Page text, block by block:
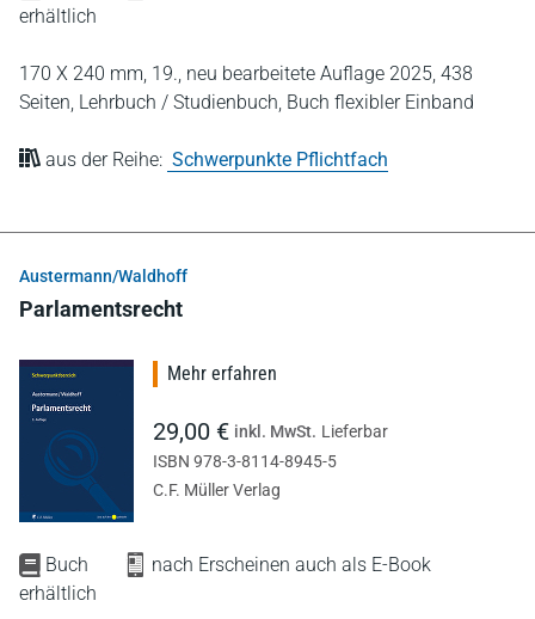
erhältlich
170 X 240 mm, 19., neu bearbeitete Auflage 2025, 438
Seiten, Lehrbuch / Studienbuch, Buch flexibler Einband
aus der Reihe: Schwerpunkte Pflichtfach
Austermann/Waldhoff
Parlamentsrecht
Buch
nach Erscheinen auch als E-Book
erhältlich
Mehr erfahren
29,00 € inkl. MwSt. Lieferbar
ISBN 978-3-8114-8945-5
C.F. Müller Verlag